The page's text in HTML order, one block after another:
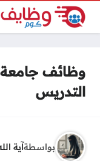
وظائف جامعة
التدريس
بواسطةآية